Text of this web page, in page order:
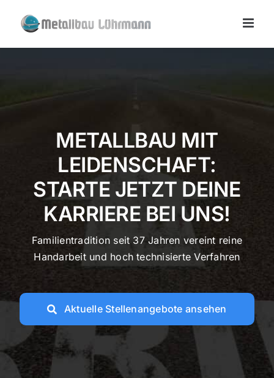
Inhalt
METALLBAU MIT
LEIDENSCHAFT:
STARTE JETZT DEINE
KARRIERE BEI UNS!
Familientradition seit 37 Jahren vereint reine
Handarbeit und hoch technisierte Verfahren
Aktuelle Stellenangebote ansehen